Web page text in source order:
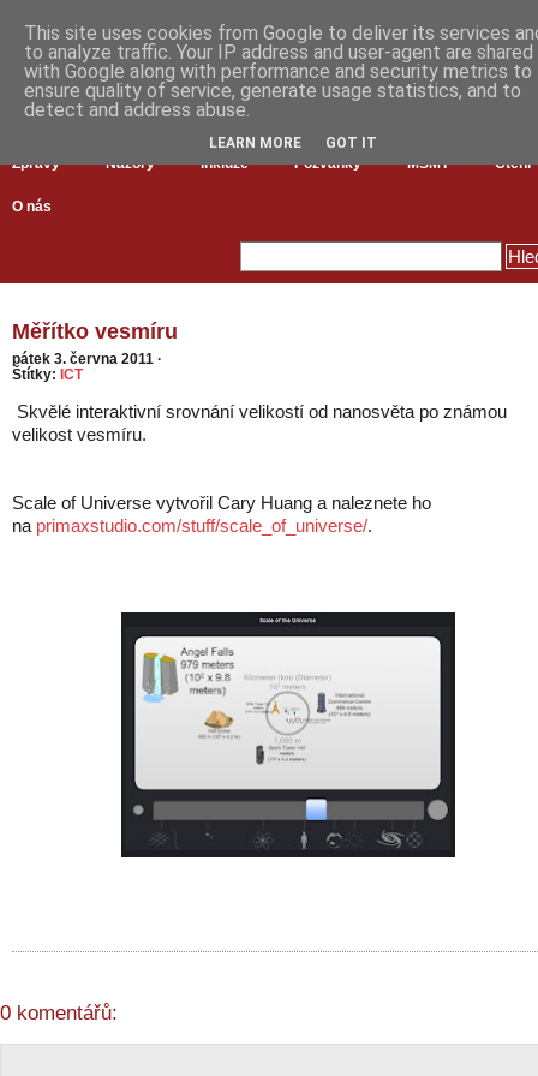
Zprávy Názory Inkluze Pozvánky MŠMT Čtení
O nás
Měřítko vesmíru
pátek 3. června 2011 ·
Štítky: ICT
Skvělé interaktivní srovnání velikostí od nanosvěta po známou
velikost vesmíru.
Scale of Universe vytvořil Cary Huang a naleznete ho
na primaxstudio.com/stuff/scale_of_universe/.
0 komentářů:
This site uses cookies from Google to deliver its services
to analyze traffic. Your IP address and user-agent are shared
with Google along with performance and security metrics to
ensure quality of service, generate usage statistics, and to
detect and address abuse.
LEARN MORE GOT IT